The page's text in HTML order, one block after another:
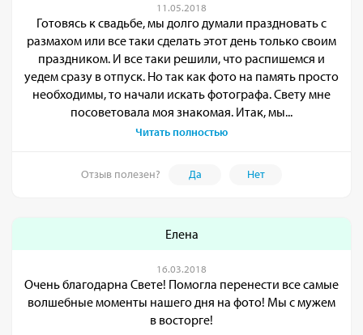
11.05.2018
Готовясь к свадьбе, мы долго думали праздновать с
размахом или все таки сделать этот день только своим
праздником. И все таки решили, что распишемся и
уедем сразу в отпуск. Но так как фото на память просто
необходимы, то начали искать фотографа. Свету мне
посоветовала моя знакомая. Итак, мы...
Читать полностью
Отзыв полезен? Да Нет
Елена
16.03.2018
Очень благодарна Свете! Помогла перенести все самые
волшебные моменты нашего дня на фото! Мы с мужем
в восторге!